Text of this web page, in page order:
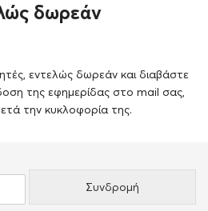
δωρεάν
εντελώς δωρεάν και διαβάστε
της εφημερίδας στο mail σας,
την κυκλοφορία της.
Συνδρομή